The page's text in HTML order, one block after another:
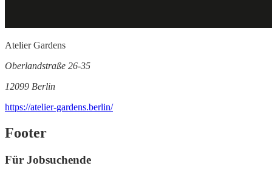
Atelier Gardens
Oberlandstraße 26-35
12099 Berlin
https://atelier-gardens.berlin/
Footer
Für Jobsuchende